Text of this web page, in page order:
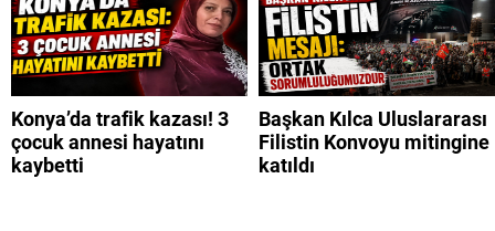
Konya’da trafik kazası! 3
çocuk annesi hayatını
kaybetti
Başkan Kılca Uluslararası
Filistin Konvoyu mitingine
katıldı